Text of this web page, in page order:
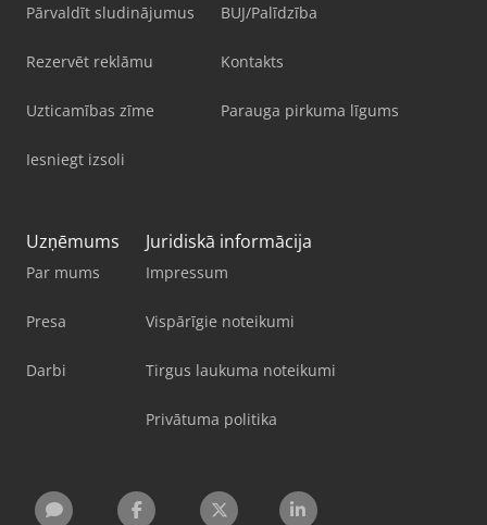
Pārvaldīt sludinājumus
Rezervēt reklāmu
Uzticamības zīme
Iesniegt izsoli
BUJ/Palīdzība
Kontakts
Parauga pirkuma līgums
Uzņēmums
Par mums
Presa
Darbi
Juridiskā informācija
Impressum
Vispārīgie noteikumi
Tirgus laukuma noteikumi
Privātuma politika